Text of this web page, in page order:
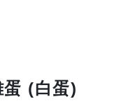
蛋 (白蛋)